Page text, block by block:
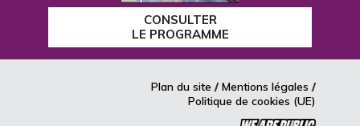
CONSULTER
LE PROGRAMME
Plan du site
Mentions légales
Politique de cookies (UE)